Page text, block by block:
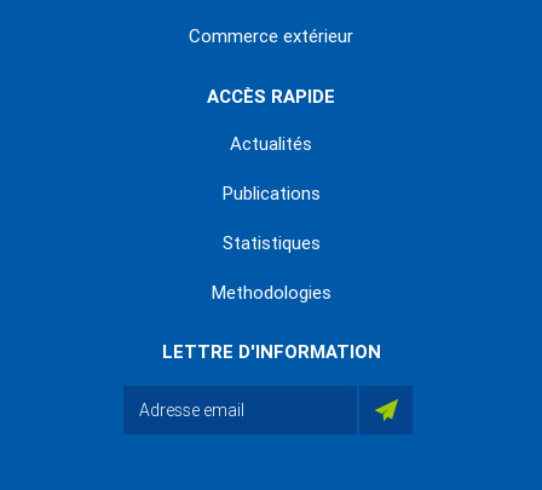
Commerce extérieur
ACCÈS RAPIDE
Actualités
Publications
Statistiques
Methodologies
LETTRE D'INFORMATION